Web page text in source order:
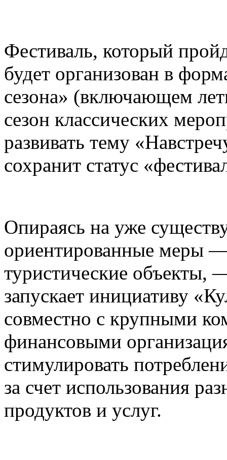
Фестиваль, который
будет организован в
сезона» (включающем
сезон классических
развивать тему
сохранит статус
Опираясь на уже
ориентированные меры
туристические объекты,
запускает инициативу
совместно с крупными
финансовыми
стимулировать
за счет использования
продуктов и услуг.